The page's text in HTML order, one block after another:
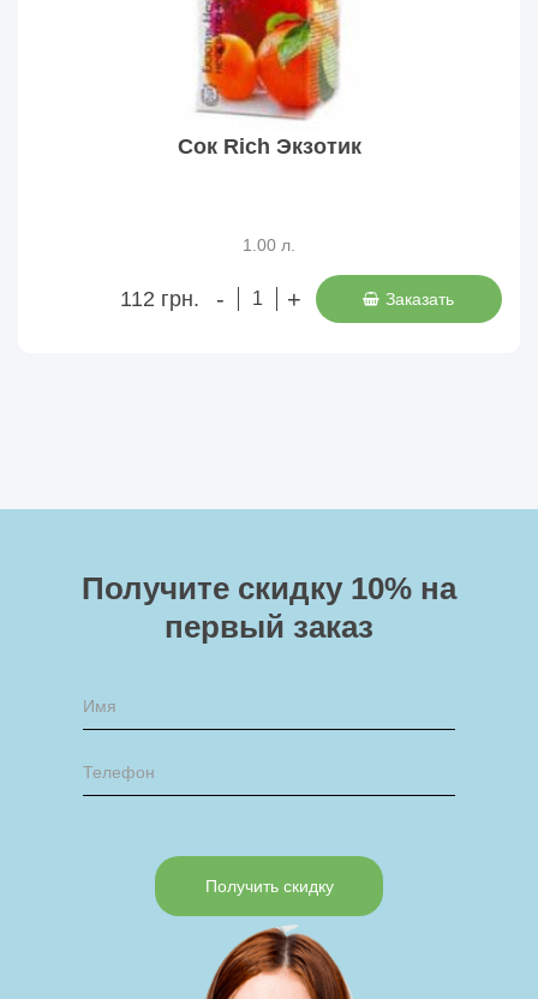
Сок Rich Экзотик
1.00 л.
112 грн. - + Заказать
Получите скидку 10% на
первый заказ
Получить скидку